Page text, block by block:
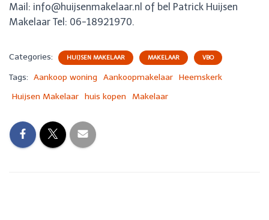
Mail: info@huijsenmakelaar.nl of bel Patrick Huijsen
Makelaar Tel: 06-18921970.
Categories: HUIJSEN MAKELAAR MAKELAAR VBO
Tags: Aankoop woning Aankoopmakelaar Heemskerk
Huijsen Makelaar huis kopen Makelaar